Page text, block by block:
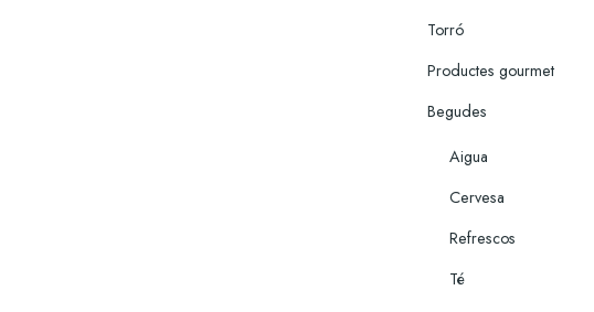
Torró
Productes gourmet
Begudes
Aigua
Cervesa
Refrescos
Té